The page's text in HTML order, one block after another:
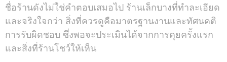
ชื่อร้านดังไม่ใช่คำตอบเสมอไป ร้านเล็กบางที่ทำละเอียด
และจริงใจกว่า สิ่งที่ควรดูคือมาตรฐานงานและทัศนคติ
การรับผิดชอบ ซึ่งพอจะประเมินได้จากการคุยครั้งแรก
และสิ่งที่ร้านโชว์ให้เห็น